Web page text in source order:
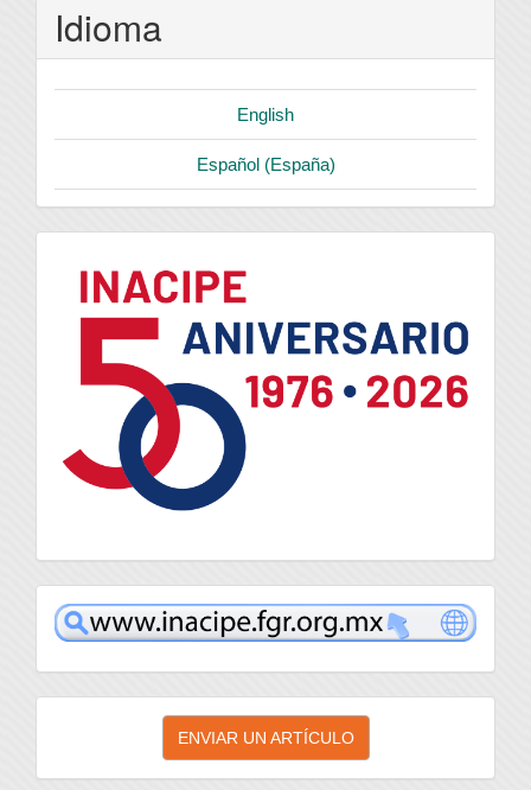
Idioma
English
Español (España)
logo
inacipe
Enviar
ENVIAR UN ARTÍCULO